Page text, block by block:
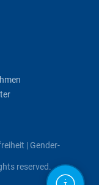
| Gender-
reserved.